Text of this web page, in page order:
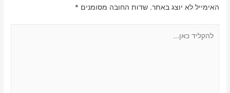
האימייל לא יוצג באתר. שדות החובה מסומנים *